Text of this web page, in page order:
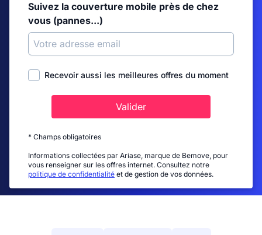
Suivez la couverture mobile près de chez
vous (pannes...)
Recevoir aussi les meilleures offres du moment
Valider
* Champs obligatoires
Informations collectées par Ariase, marque de Bemove, pour
vous renseigner sur les offres internet. Consultez notre
politique de confidentialité et de gestion de vos données.